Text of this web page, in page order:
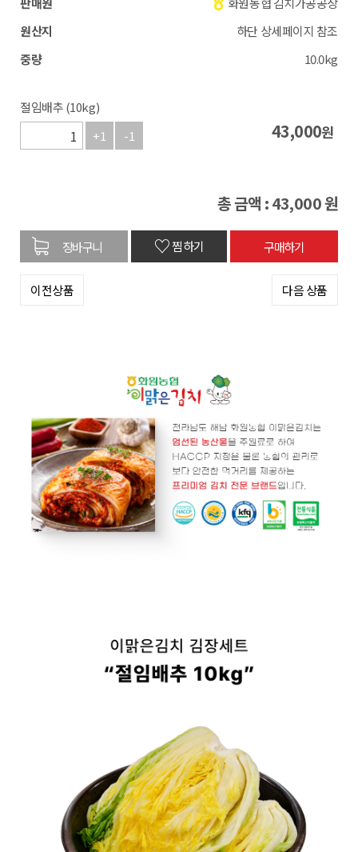
원산지
하단 상세페이지 참조
중량
10.0kg
절임배추 (10kg)
+1
-1 43,000원
총 금액 :43,000원
♡찜하기
이전상품 다음 상품